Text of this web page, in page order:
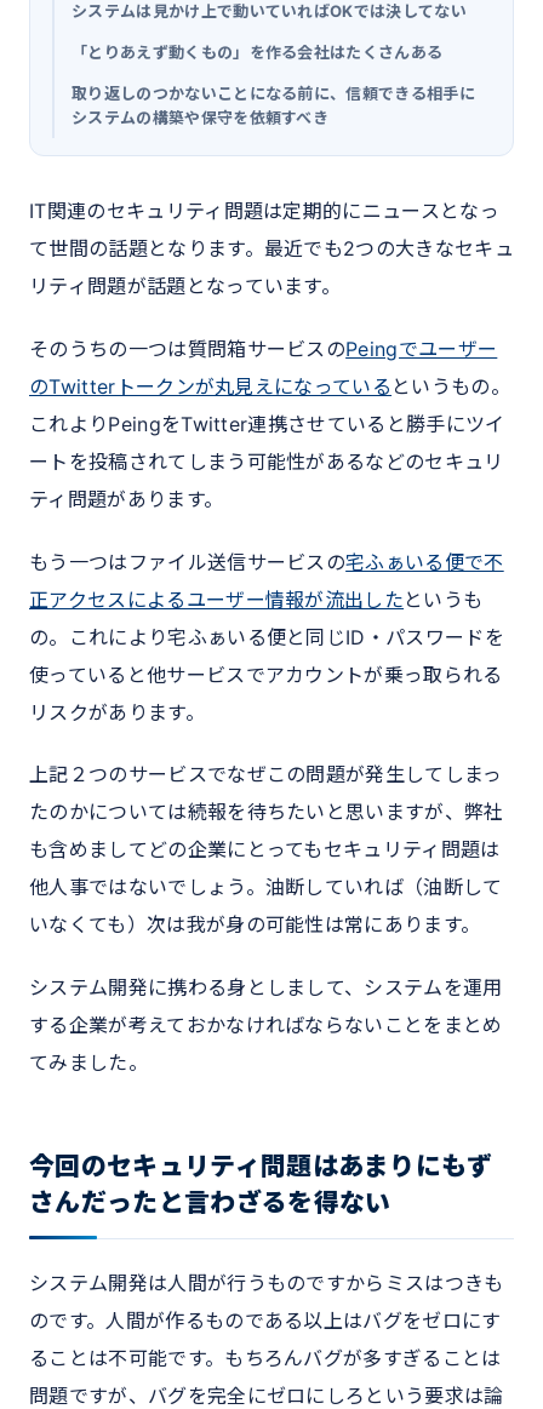
システムは見かけ上で動いていればOKでは決してない
「とりあえず動くもの」を作る会社はたくさんある
取り返しのつかないことになる前に、信頼できる相手に
システムの構築や保守を依頼すべき
IT関連のセキュリティ問題は定期的にニュースとなっ
て世間の話題となります。最近でも2つの大きなセキュ
リティ問題が話題となっています。
そのうちの一つは質問箱サービスのPeingでユーザー
のTwitterトークンが丸見えになっている というもの。
これよりPeingをTwitter連携させていると勝手にツイ
ートを投稿されてしまう可能性があるなどのセキュリ
ティ問題があります。
もう一つはファイル送信サービスの宅ふぁいる便で不
正アクセスによるユーザー情報が流出した というも
の。これにより宅ふぁいる便と同じID・パスワードを
使っていると他サービスでアカウントが乗っ取られる
リスクがあります。
上記２つのサービスでなぜこの問題が発生してしまっ
たのかについては続報を待ちたいと思いますが、弊社
も含めましてどの企業にとってもセキュリティ問題は
他人事ではないでしょう。油断していれば（油断して
いなくても）次は我が身の可能性は常にあります。
システム開発に携わる身としまして、システムを運用
する企業が考えておかなければならないことをまとめ
てみました。
今回のセキュリティ問題はあまりにもず
さんだったと言わざるを得ない
システム開発は人間が行うものですからミスはつきも
のです。人間が作るものである以上はバグをゼロにす
ることは不可能です。もちろんバグが多すぎることは
問題ですが、バグを完全にゼロにしろという要求は論